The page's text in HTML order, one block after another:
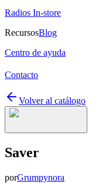
Radios In-store
RecursosBlog
Centro de ayuda
Contacto
Volver al catálogo
Saver
porGrumpynora